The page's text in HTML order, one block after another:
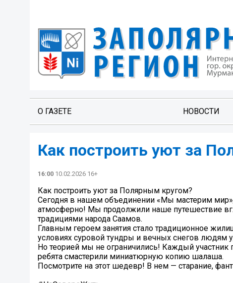
О ГАЗЕТЕ НОВОСТИ
Как построить уют за
16:00 10.02.2026 16+
Как построить уют за Полярным кругом?
Сегодня в нашем объединении «Мы мастерим
атмосферно! Мы продолжили наше путешествие
традициями народа Саамов.
Главным героем занятия стало традиционное
условиях суровой тундры и вечных снегов людям
Но теорией мы не ограничились! Каждый участник
ребята смастерили миниатюрную копию шалаша.
Посмотрите на этот шедевр! В нем — старание,